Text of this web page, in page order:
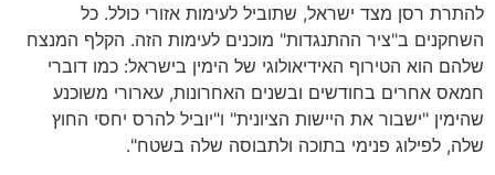
להתרת רסן מצד ישראל, שתוביל לעימות אזורי כולל. כל
השחקנים ב"ציר ההתנגדות" מוכנים לעימות הזה. הקלף המנצח
שלהם הוא הטירוף האידיאולוגי של הימין בישראל: כמו דוברי
חמאס אחרים בחודשים ובשנים האחרונות, עארורי משוכנע
שהימין "ישבור את היישות הציונית" ו"יוביל להרס יחסי החוץ
שלה, לפילוג פנימי בתוכה ולתבוסה שלה בשטח".